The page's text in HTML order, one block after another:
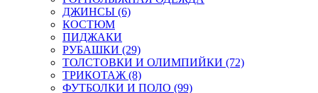
ДЖИНСЫ (6)
КОСТЮМ
ПИДЖАКИ
РУБАШКИ (29)
ТОЛСТОВКИ И ОЛИМПИЙКИ (72)
ТРИКОТАЖ (8)
ФУТБОЛКИ И ПОЛО (99)